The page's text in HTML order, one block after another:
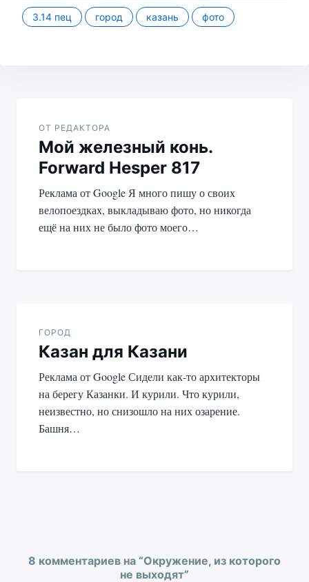
3.14 пец город казань фото
записям
ОТ РЕДАКТОРА
Мой железный конь.
Forward Hesper 817
Реклама от Google Я много пишу о своих
велопоездках, выкладываю фото, но никогда
ещё на них не было фото моего…
ГОРОД
Казан для Казани
Реклама от Google Сидели как-то архитекторы
на берегу Казанки. И курили. Что курили,
неизвестно, но снизошло на них озарение.
Башня…
8 комментариев на “Окружение, из которого
не выходят”